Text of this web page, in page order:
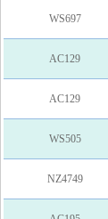
WS697
AC129
AC129
WS505
NZ4749